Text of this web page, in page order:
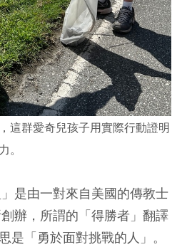
這群愛奇兒孩子用實際行動證明
。
是由一對來自美國的傳教士
辦，所謂的「得勝者」翻譯
是「勇於面對挑戰的人」。